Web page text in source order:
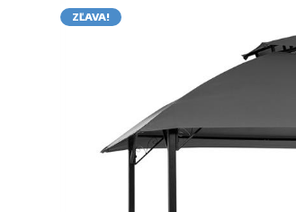
ZĽAVA!